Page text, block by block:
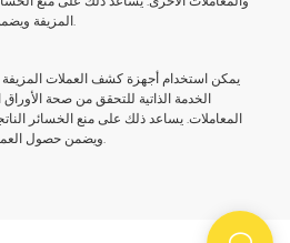
المزيفة ويضمن نزاهة صناعة الألعاب.
يمكن استخدام أجهزة كشف العملات المزيفة
الخدمة الذاتية للتحقق من صحة
المعاملات. يساعد ذلك على منع الخسائر
ويضمن حصول العملاء على المبلغ الصحيح.